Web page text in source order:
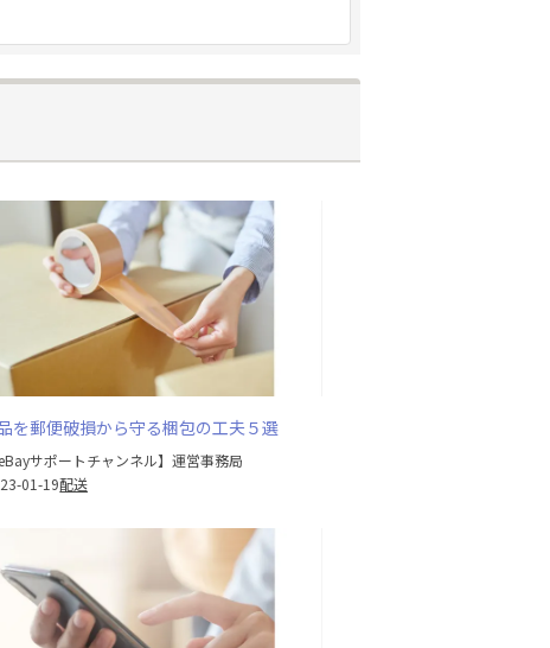
を郵便破損から守る梱包の工夫５選
eBayサポートチャンネル】運営事務局
01-19配送